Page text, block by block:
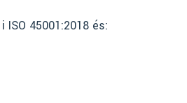
ISO 45001:2018 és: